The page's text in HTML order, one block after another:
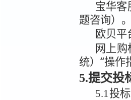
宝华客
题咨询）
欧贝平
网上
统）“操作
5.提交投
5.1投